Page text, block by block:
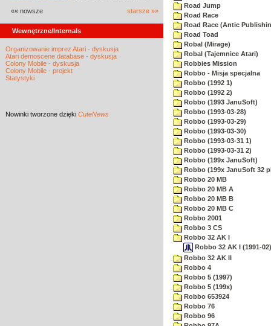
«« nowsze starsze »»
Wewnętrzne/Internals
Organizowanie imprez Atari - dyskusja
Atari demoscene database - dyskusja
Colony Mobile - dyskusja
Colony Mobile - projekt
Statystyki
Nowinki tworzone dzięki CuteNews
Road Jump
Road Race
Road Race (Antic
Road Toad
Robal (Mirage)
Robal (Tajemnice Atari)
Robbies Mission
Robbo - Misja specjalna
Robbo (1992 1)
Robbo (1992 2)
Robbo (1993 JanuSoft)
Robbo (1993-03-28)
Robbo (1993-03-29)
Robbo (1993-03-30)
Robbo (1993-03-31 1)
Robbo (1993-03-31 2)
Robbo (199x JanuSoft)
Robbo (199x JanuSoft 32
Robbo 20 MB
Robbo 20 MB A
Robbo 20 MB B
Robbo 20 MB C
Robbo 2001
Robbo 3 CS
Robbo 32 AK I
Robbo 32 AK I (1991-
Robbo 32 AK II
Robbo 4
Robbo 5 (1997)
Robbo 5 (199x)
Robbo 653924
Robbo 76
Robbo 96